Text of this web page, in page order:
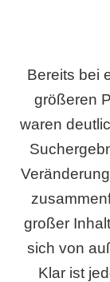
Bereits bei
größeren
waren
großer
sich von
Klar ist